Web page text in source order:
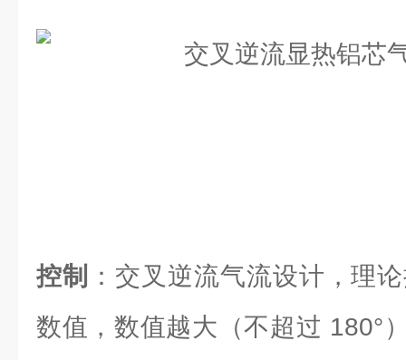
控制
：交叉逆流气流设计，理
数值，数值越大（不超过 180°